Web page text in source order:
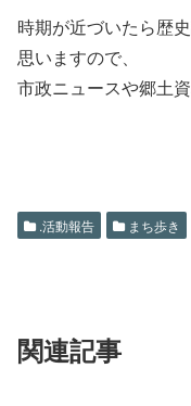
時期が近づいたら歴
思いますので、
市政ニュースや郷土
.活動報告 まち歩き
関連記事